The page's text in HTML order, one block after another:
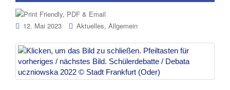
12. Mai 2023 Aktuelles, Allgemein